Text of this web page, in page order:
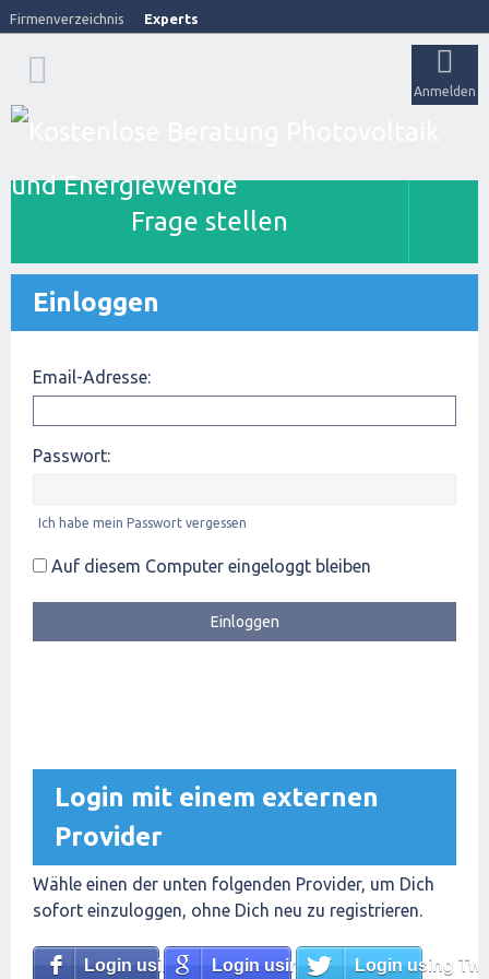
Firmenverzeichnis Experts
Anmelden
Frage stellen
Einloggen
Email-Adresse:
Passwort:
Ich habe mein Passwort vergessen
Auf diesem Computer eingeloggt bleiben
Login mit einem externen
Provider
Wähle einen der unten folgenden Provider, um Dich
sofort einzuloggen, ohne Dich neu zu registrieren.
Login using FacebookLogin using GoogleLogin using